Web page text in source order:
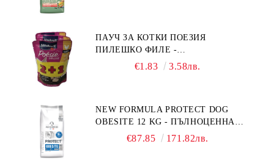
БЕЗ ЗЪРНО, БЕЗ ГЛУТЕН.
ПРОИЗВЕДЕНА ВЪВ ФРАНЦИЯ.
ПАУЧ ЗА КОТКИ ПОЕЗИЯ
ПИЛЕШКО ФИЛЕ -
ПРОМОКОМПЛЕКТ 3 БР.
€1.83 3.58лв.
NEW FORMULA PROTECT DOG
OBESITE 12 KG - ПЪЛНОЦЕННА
ДИЕТИЧНА ХРАНА ЗА КУЧЕТА
€87.85 171.82лв.